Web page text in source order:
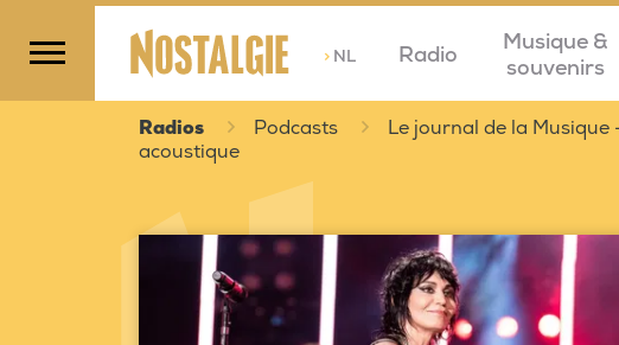
>NL Radio
Musique &
souvenirs
Radios Podcasts Le journal de la
acoustique